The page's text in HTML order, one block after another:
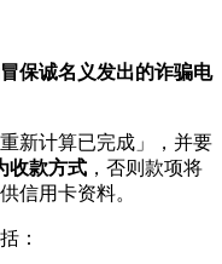
保诚名义发出的诈骗电
新计算已完成」，并要
收款方式 ，否则款项将
信用卡资料。
：